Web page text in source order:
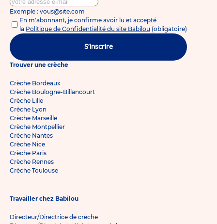
Exemple : vous@site.com
En m'abonnant, je confirme avoir lu et accepté
la Politique de Confidentialité du site Babilou (obligatoire)
S'inscrire
Trouver une crèche
Crèche Bordeaux
Crèche Boulogne-Billancourt
Crèche Lille
Crèche Lyon
Crèche Marseille
Crèche Montpellier
Crèche Nantes
Crèche Nice
Crèche Paris
Crèche Rennes
Crèche Toulouse
Travailler chez Babilou
Directeur/Directrice de crèche